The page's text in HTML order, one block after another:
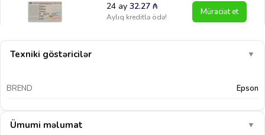
24 ay32.27₼
Aylıq kreditlə ödə! Müraciət et
Texniki göstəricilər ▼
BREND Epson
Ümumi məlumat ▼